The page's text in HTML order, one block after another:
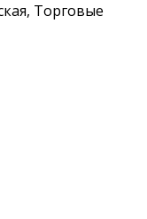
Торговые